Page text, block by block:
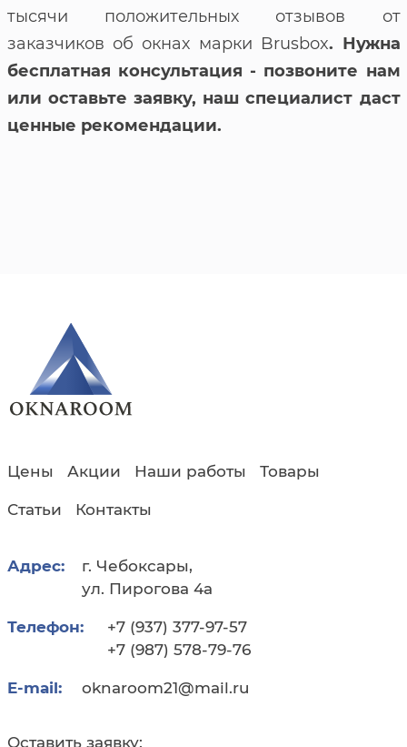
тысячи положительных отзывов от
заказчиков об окнах марки Brusbox. Нужна
бесплатная консультация - позвоните нам
или оставьте заявку, наш специалист даст
ценные рекомендации.
Цены Акции Наши работы Товары
Статьи Контакты
Адрес:
г. Чебоксары,
ул. Пирогова 4а
Телефон:
+7 (937) 377-97-57
+7 (987) 578-79-76
E-mail: oknaroom21@mail.ru
Оставить заявку: